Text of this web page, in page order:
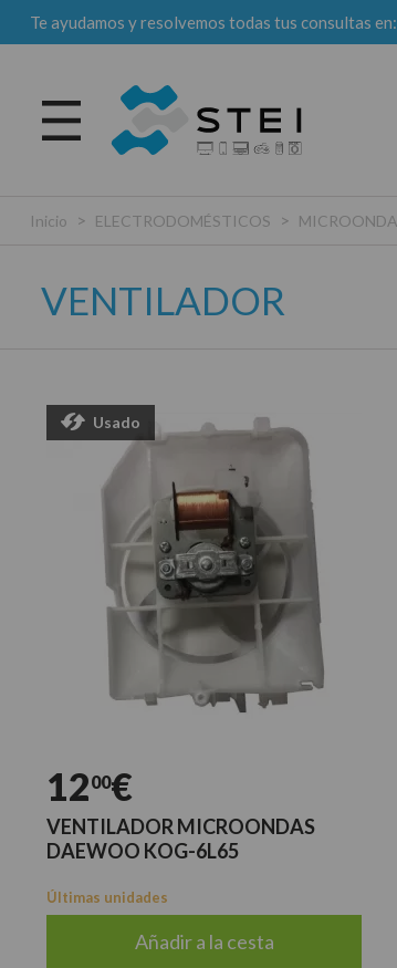
Te ayudamos y resolvemos todas tus consultas en:
Inicio > ELECTRODOMÉSTICOS >
VENTILADOR
Usado
1200€
VENTILADOR MICROONDAS
DAEWOO KOG-6L65
Últimas unidades
Añadir a la cesta